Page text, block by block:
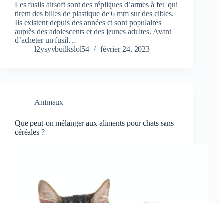
Les fusils airsoft sont des répliques d’armes à feu qui
tirent des billes de plastique de 6 mm sur des cibles.
Ils existent depuis des années et sont populaires
auprès des adolescents et des jeunes adultes. Avant
d’acheter un fusil…
l2ysyvbuilkslol54
février 24, 2023
Animaux
Que peut-on mélanger aux aliments pour chats sans
céréales ?